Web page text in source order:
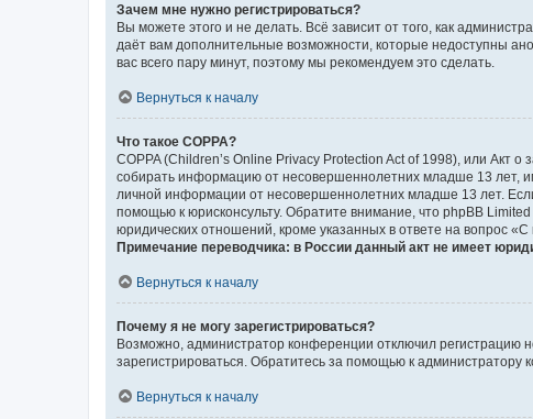
Зачем мне нужно регистрироваться?
Вы можете этого и не делать. Всё зависит от того, как
даёт вам дополнительные возможности, которые недоступны
вас всего пару минут, поэтому мы рекомендуем это сделать.
Вернуться к началу
Что такое COPPA?
COPPA (Children’s Online Privacy Protection Act of 1998), или Акт
собирать информацию от несовершеннолетних младше 13 лет,
личной информации от несовершеннолетних младше 13 лет.
помощью к юрисконсульту. Обратите внимание, что phpBB
юридических отношений, кроме указанных в ответе на вопрос
Примечание переводчика: в России данный акт не имеет
Вернуться к началу
Почему я не могу зарегистрироваться?
Возможно, администратор конференции отключил регистрацию
зарегистрироваться. Обратитесь за помощью к администратору
Вернуться к началу